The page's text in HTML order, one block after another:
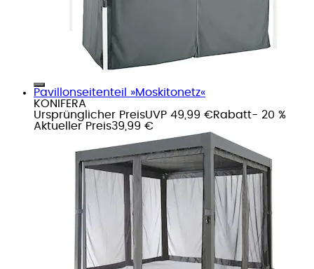
Pavillonseitenteil »Moskitonetz«
KONIFERA
Ursprünglicher PreisUVP 49,99 €Rabatt- 20 %
Aktueller Preis39,99 €